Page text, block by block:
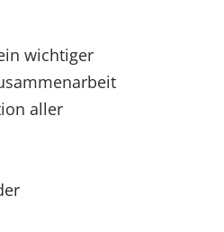
wichtiger
aller